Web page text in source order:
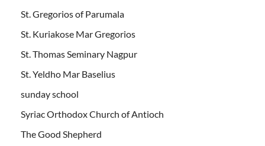
St. Gregorios of Parumala
St. Kuriakose Mar Gregorios
St. Thomas Seminary Nagpur
St. Yeldho Mar Baselius
sunday school
Syriac Orthodox Church of Antioch
The Good Shepherd